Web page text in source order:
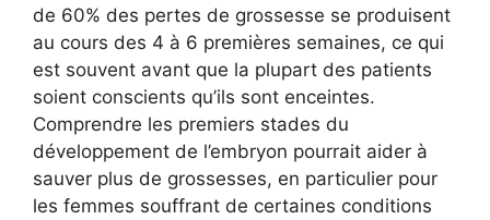
de 60% des pertes de grossesse se produisent
au cours des 4 à 6 premières semaines, ce qui
est souvent avant que la plupart des patients
soient conscients qu’ils sont enceintes.
Comprendre les premiers stades du
développement de l’embryon pourrait aider à
sauver plus de grossesses, en particulier pour
les femmes souffrant de certaines conditions